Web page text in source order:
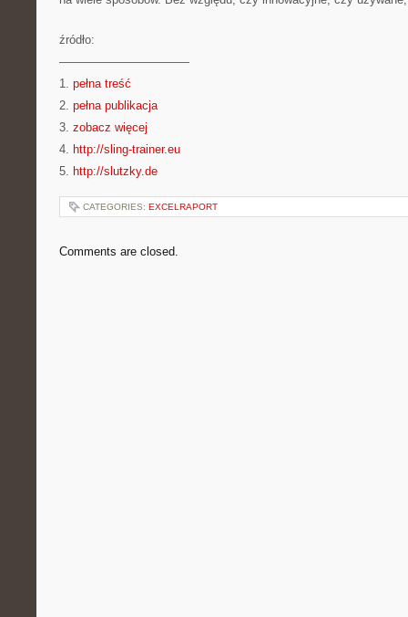
źródło:
———————————
1. pełna treść
2. pełna publikacja
3. zobacz więcej
4. http://sling-trainer.eu
5. http://slutzky.de
CATEGORIES: EXCELRAPORT
Comments are closed.